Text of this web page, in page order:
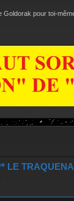
Goldorak pour toi-
LE